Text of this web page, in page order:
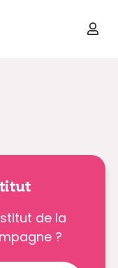
de la
?